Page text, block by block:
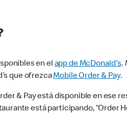
en elapp de McDonald's.
que ofrezcaMobile Order & Pay.
& Pay está disponible en ese
está participando, “Order